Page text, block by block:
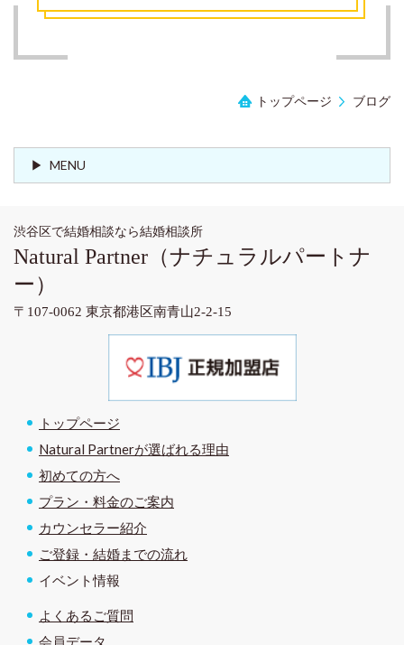
トップページ ブログ
MENU
渋谷区で結婚相談なら結婚相談所
Natural Partner （ナチュラルパートナ
ー）
〒107-0062 東京都港区南青山2-2-15
トップページ
Natural Partnerが選ばれる理由
初めての方へ
プラン・料金のご案内
カウンセラー紹介
ご登録・結婚までの流れ
イベント情報
よくあるご質問
会員データ